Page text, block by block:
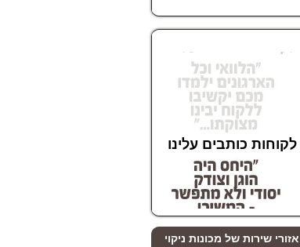
לקוחות כותבים עלינו
לקוחות כותבים עלינו
אזורי שירות של מכונות ניקוי